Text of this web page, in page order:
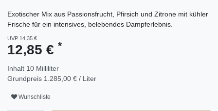
Exotischer Mix aus Passionsfrucht, Pfirsich und Zitrone mit kühler
Frische für ein intensives, belebendes Dampferlebnis.
UVP 14,35 €
12,85 € *
Inhalt 10 Milliliter
Grundpreis 1.285,00 € / Liter
Wunschliste